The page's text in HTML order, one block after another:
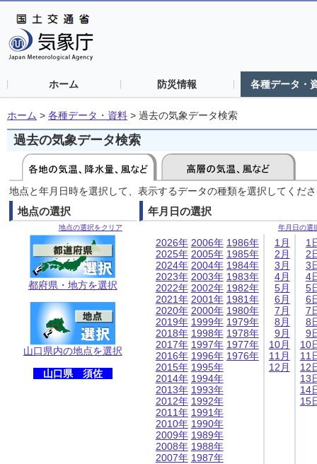
ホーム 防災情報 各種データ・
ホーム > 各種データ・資料 > 過去の気象データ検索
過去の気象データ検索
地点と年月日時を選択して、表示するデータの種類を選択してくだ
地点の選択
地点の選択をクリア
都府県・地方を選択
山口県内の地点を選択
山口県 須佐
年月日の選択
年月日の選
2026年
2025年
2024年
2023年
2022年
2021年
2020年
2019年
2018年
2017年
2016年
2015年
2014年
2013年
2012年
2011年
2010年
2009年
2008年
2007年
2006年
2005年
2004年
2003年
2002年
2001年
2000年
1999年
1998年
1997年
1996年
1995年
1994年
1993年
1992年
1991年
1990年
1989年
1988年
1987年
1986年
1985年
1984年
1983年
1982年
1981年
1980年
1979年
1978年
1977年
1976年
1月
2月
3月
4月
5月
6月
7月
8月
9月
10月
11月
12月
1
2
3
4
5
6
7
8
9
10
11
12
13
14
15